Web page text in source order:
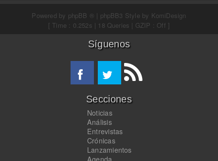
Powered by phpBB ® | phpBB3 Style by KomiDesign
[ Time : 0.252s | 18 Queries | GZIP : Off ]
Síguenos
Secciones
Noticias
Análisis
Entrevistas
Crónicas
Lanzamientos
Agenda